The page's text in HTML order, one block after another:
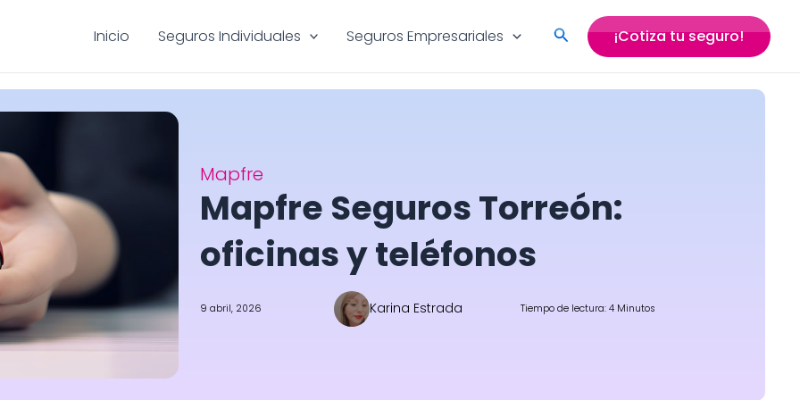
Inicio Seguros Individuales Seguros Empresariales Search ¡Cotiza tu seguro!
Mapfre
Mapfre Seguros Torreón:
oficinas y teléfonos
9 abril, 2026 Karina Estrada Tiempo de lectura: 4 Minutos